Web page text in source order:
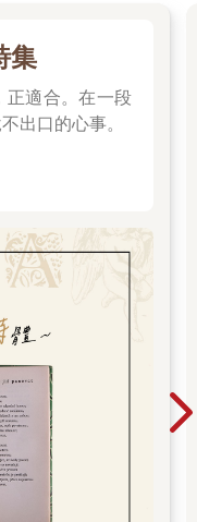
然還沒有確認安全性，
。」
走在前面，看到他們扛
因為那是自由腳跟滑雪
興趣的原因了。自由腳
不同，腳跟與雪板呈現
樣，滑行方式也和高山
雪地行走，可以積極挑
方式的強項。那個男人
的地方。
滑雪客都站著輕鬆穿上
單板滑雪剛開始流行
道，滑雪場方面也在當
集
正適合。在一段
出口的心事。